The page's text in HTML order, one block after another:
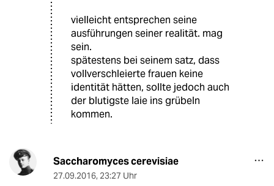
vielleicht entsprechen seine
ausführungen seiner realität. mag
sein.
spätestens bei seinem satz, dass
vollverschleierte frauen keine
identität hätten, sollte jedoch auch
der blutigste laie ins grübeln
kommen.
Saccharomyces cerevisiae
27.09.2016, 23:27 Uhr